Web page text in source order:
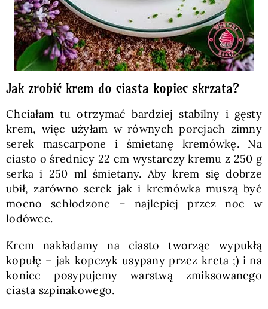
Jak zrobić krem do ciasta kopiec skrzata?
Chciałam tu otrzymać bardziej stabilny i gęsty
krem, więc użyłam w równych porcjach zimny
serek mascarpone i śmietanę kremówkę. Na
ciasto o średnicy 22 cm wystarczy kremu z 250 g
serka i 250 ml śmietany. Aby krem się dobrze
ubił, zarówno serek jak i kremówka muszą być
mocno schłodzone – najlepiej przez noc w
lodówce.
Krem nakładamy na ciasto tworząc wypukłą
kopułę – jak kopczyk usypany przez kreta ;) i na
koniec posypujemy warstwą zmiksowanego
ciasta szpinakowego.